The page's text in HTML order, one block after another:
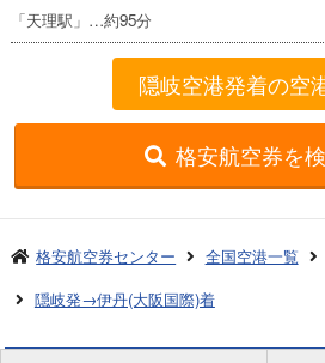
「天理駅」…約95分
隠岐空港発着の空
格安航空券を
格安航空券センター 全国空港一覧
隠岐発→伊丹(大阪国際)着